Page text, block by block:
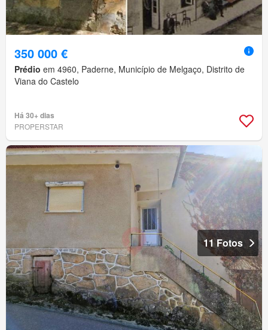
350 000 €
Prédio em 4960, Paderne, Município de Melgaço, Distrito de
Viana do Castelo
Há 30+ dias
PROPERSTAR
11 Fotos